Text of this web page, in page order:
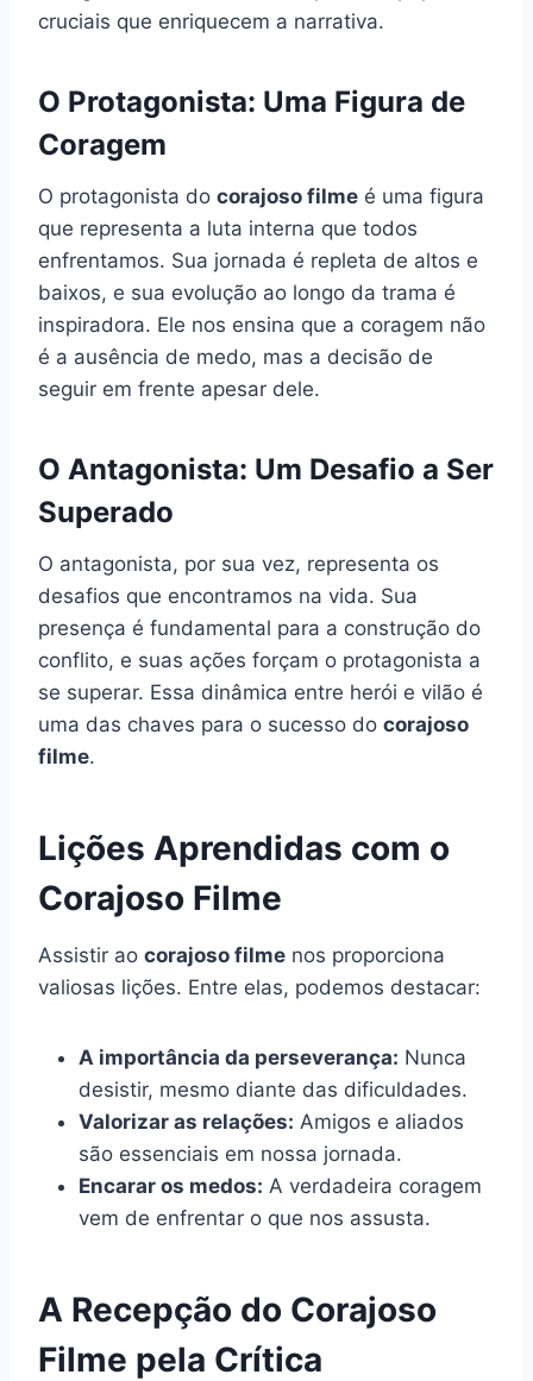
cruciais que enriquecem a narrativa.
O Protagonista: Uma Figura de
Coragem
O protagonista do corajoso filme é uma figura
que representa a luta interna que todos
enfrentamos. Sua jornada é repleta de altos e
baixos, e sua evolução ao longo da trama é
inspiradora. Ele nos ensina que a coragem não
é a ausência de medo, mas a decisão de
seguir em frente apesar dele.
O Antagonista: Um Desafio a Ser
Superado
O antagonista, por sua vez, representa os
desafios que encontramos na vida. Sua
presença é fundamental para a construção do
conflito, e suas ações forçam o protagonista a
se superar. Essa dinâmica entre herói e vilão é
uma das chaves para o sucesso do corajoso
filme.
Lições Aprendidas com o
Corajoso Filme
Assistir ao corajoso filme nos proporciona
valiosas lições. Entre elas, podemos destacar:
A importância da perseverança: Nunca
desistir, mesmo diante das dificuldades.
Valorizar as relações: Amigos e aliados
são essenciais em nossa jornada.
Encarar os medos: A verdadeira coragem
vem de enfrentar o que nos assusta.
A Recepção do Corajoso
Filme pela Crítica